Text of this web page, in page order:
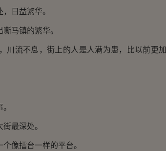
日益繁华。
马镇的繁华。
流不息，街上的人是人满为患，比以前更加
最深处。
像擂台一样的平台。